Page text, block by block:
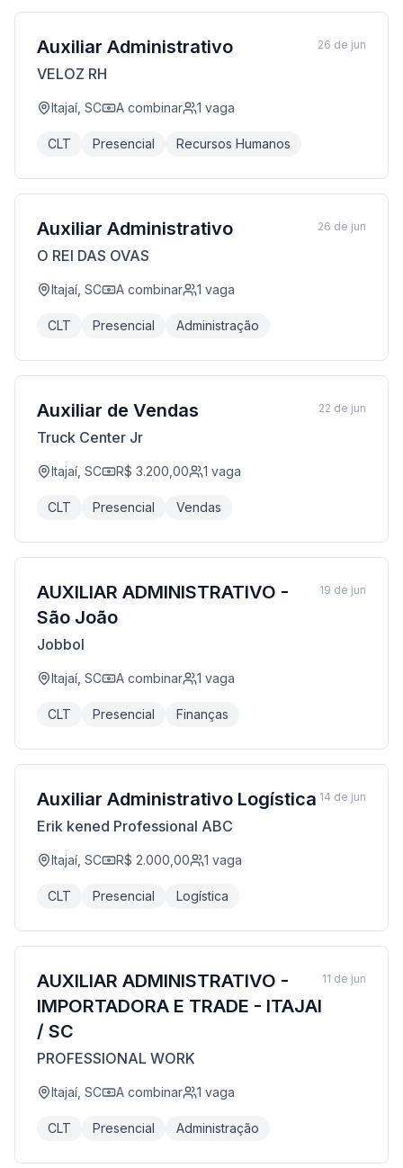
Auxiliar Administrativo
VELOZ RH
Itajaí, SC A combinar 1 vaga
CLT Presencial Recursos Humanos
26 de jun
Auxiliar Administrativo
O REI DAS OVAS
Itajaí, SC A combinar 1 vaga
CLT Presencial Administração
26 de jun
Auxiliar de Vendas
Truck Center Jr
Itajaí, SC R$ 3.200,00 1 vaga
CLT Presencial Vendas
22 de jun
AUXILIAR ADMINISTRATIVO -
São João
Jobbol
Itajaí, SC A combinar 1 vaga
CLT Presencial Finanças
19 de jun
Auxiliar Administrativo Logística
Erik kened Professional ABC
Itajaí, SC R$ 2.000,00 1 vaga
CLT Presencial Logística
14 de jun
AUXILIAR ADMINISTRATIVO -
IMPORTADORA E TRADE - ITAJAI
/ SC
PROFESSIONAL WORK
Itajaí, SC A combinar 1 vaga
CLT Presencial Administração
11 de jun